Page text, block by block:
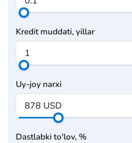
Kredit muddati, yillar
Uy-joy narxi
Dastlabki to'lov, %